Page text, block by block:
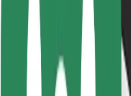
Varnost potnikov
Varnost voznikov
Varnost skirojev
Varnostni kotiček